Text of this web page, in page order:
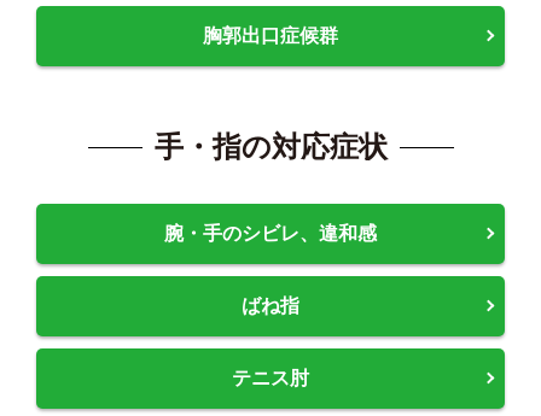
胸郭出口症候群
手・指の対応症状
腕・手のシビレ、違和感
ばね指
テニス肘